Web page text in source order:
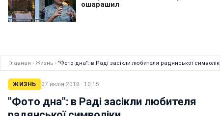
Главная › Жизнь › "Фото дна": в Раді засікли любителя радянської
ЖИЗНЬ 07 июля 2018 · 10:15
"Фото дна": в Раді засікли любителя